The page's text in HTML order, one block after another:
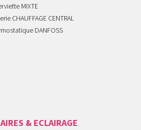
MIXTE
CHAUFFAGE CENTRAL
DANFOSS
& ECLAIRAGE